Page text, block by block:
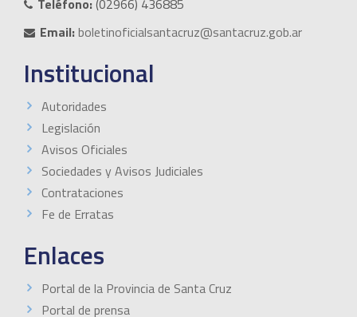
Teléfono:(02966) 436885
Email:boletinoficialsantacruz@santacruz.gob.ar
Institucional
Autoridades
Legislación
Avisos Oficiales
Sociedades y Avisos Judiciales
Contrataciones
Fe de Erratas
Enlaces
Portal de la Provincia de Santa Cruz
Portal de prensa